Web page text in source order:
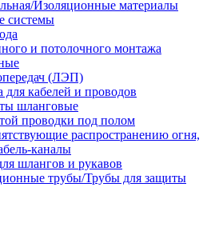
Изоляционные материалы
системы
и потолочного монтажа
(ЛЭП)
кабелей и проводов
шланговые
проводки под полом
распространению огня,
каналы
шлангов и рукавов
трубы/Трубы для защиты